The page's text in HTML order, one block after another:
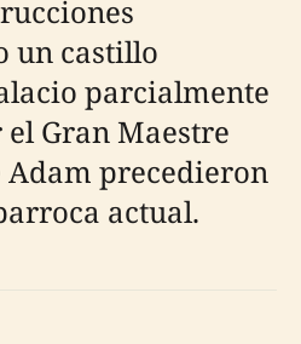
un castillo
parcialmente
Gran Maestre
Adam precedieron
actual.